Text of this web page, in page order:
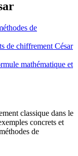
de
de chiffrement César
mathématique et
classique dans le
concrets et
de